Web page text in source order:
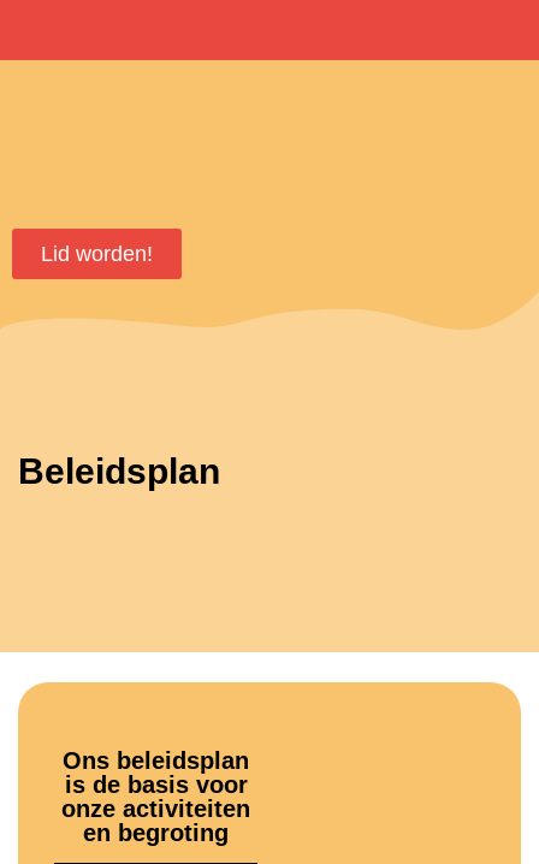
Lid worden!
Beleidsplan
Ons beleidsplan
is de basis voor
onze activiteiten
en begroting